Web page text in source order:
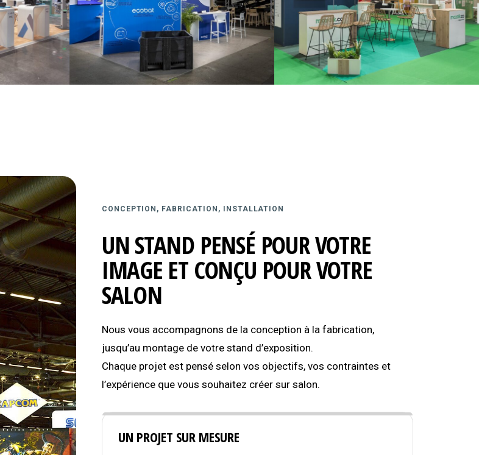
CONCEPTION, FABRICATION, INSTALLATION
UN STAND PENSÉ POUR VOTRE
IMAGE ET CONÇU POUR VOTRE
SALON
Nous vous accompagnons de la conception à la fabrication,
jusqu’au montage de votre stand d’exposition.
Chaque projet est pensé selon vos objectifs, vos contraintes et
l’expérience que vous souhaitez créer sur salon.
UN PROJET SUR MESURE